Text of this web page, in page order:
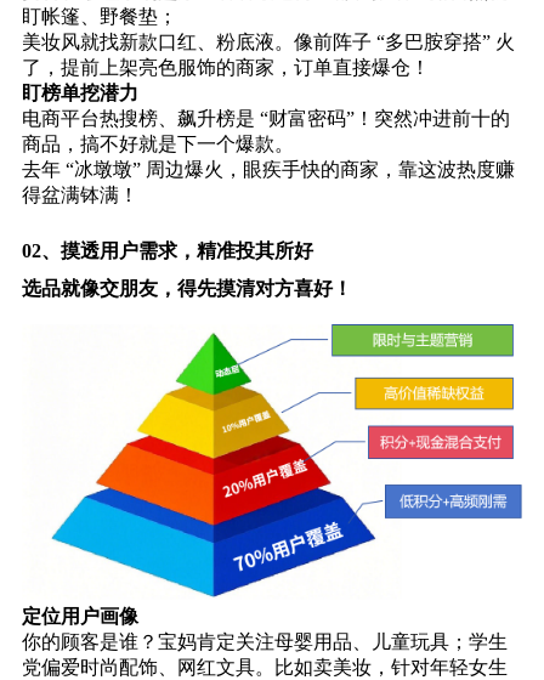
盯帐篷、野餐垫；
美妆风就找新款口红、粉底液。像前阵子 “多巴胺穿搭” 火
了，提前上架亮色服饰的商家，订单直接爆仓！
盯榜单挖潜力
电商平台热搜榜、飙升榜是 “财富密码”！突然冲进前十的
商品，搞不好就是下一个爆款。
去年 “冰墩墩” 周边爆火，眼疾手快的商家，靠这波热度赚
得盆满钵满！
02、 摸透用户需求，精准投其所好
选品就像交朋友，得先摸清对方喜好！
定位用户画像
你的顾客是谁？宝妈肯定关注母婴用品、儿童玩具；学生
党偏爱时尚配饰、网红文具。比如卖美妆，针对年轻女生